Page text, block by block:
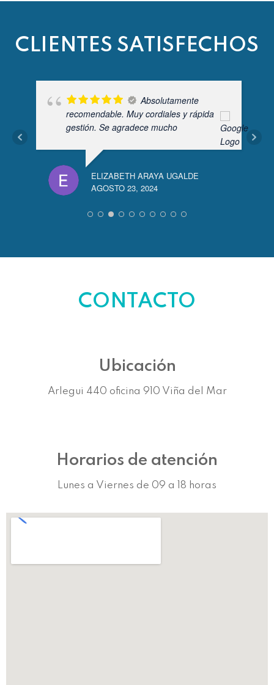
CLIENTES SATISFECHOS
Absolutamente
recomendable. Muy cordiales y rápida
gestión. Se agradece mucho
ELIZABETH ARAYA UGALDE
AGOSTO 23, 2024
CONTACTO
Ubicación
Arlegui 440 oficina 910 Viña del Mar
Horarios de atención
Lunes a Viernes de 09 a 18 horas